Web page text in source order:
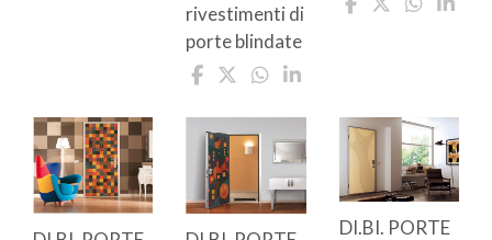
rivestimenti di
porte blindate
DI.BI. PORTE